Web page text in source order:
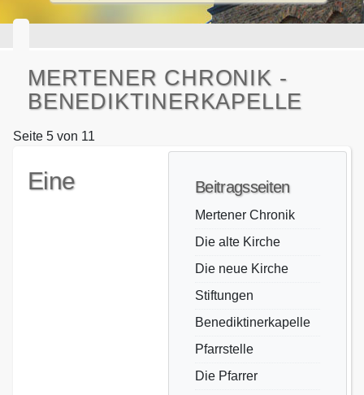
MERTENER CHRONIK -
BENEDIKTINERKAPELLE
Beitragsseiten
Mertener Chronik
Die alte Kirche
Die neue Kirche
Stiftungen
Benediktinerkapelle
Pfarrstelle
Die Pfarrer
Seite 5 von 11
Eine